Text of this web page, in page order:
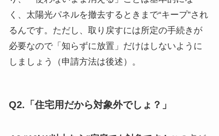
く、太陽光パネルを撤去するときまで“キープ”され
るんです。ただし、取り戻すには所定の手続きが
必要なので「知らずに放置」だけはしないように
しましょう（申請方法は後述）。
Q2.「住宅用だから対象外でしょ？」